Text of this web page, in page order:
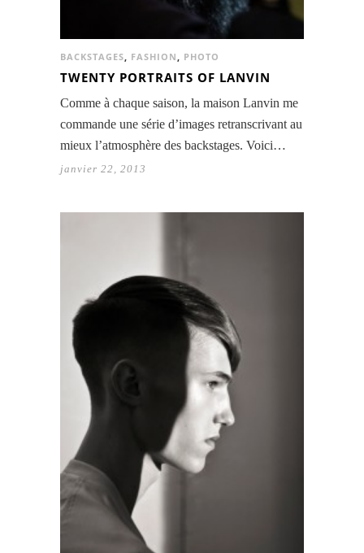
BACKSTAGES, FASHION, PHOTO
TWENTY PORTRAITS OF LANVIN
Comme à chaque saison, la maison Lanvin me
commande une série d’images retranscrivant au
mieux l’atmosphère des backstages. Voici…
janvier 22, 2013